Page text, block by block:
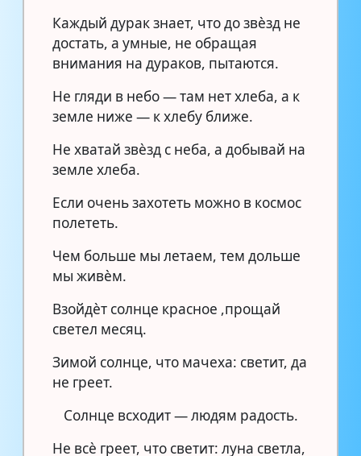
Каждый дурак знает, что до звѐзд не
достать, а умные, не обращая
внимания на дураков, пытаются.
Не гляди в небо — там нет хлеба, а к
земле ниже — к хлебу ближе.
Не хватай звѐзд с неба, а добывай на
земле хлеба.
Если очень захотеть можно в космос
полететь.
Чем больше мы летаем, тем дольше
мы живѐм.
Взойдѐт солнце красное ,прощай
светел месяц.
Зимой солнце, что мачеха: светит, да
не греет.
Солнце всходит — людям радость.
Не всѐ греет, что светит: луна светла,